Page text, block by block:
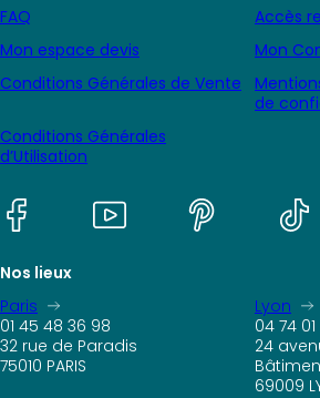
FAQ
Accès
Mon espace devis
Mon
Conditions Générales de Vente
de
Conditions Générales
d’Utilisation
Nos lieux
Paris
01 45 48 36 98
32 rue de Paradis
75010 PARIS
Lyon
04 74
24
69009